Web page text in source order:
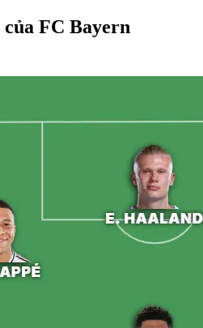
của FC Bayern